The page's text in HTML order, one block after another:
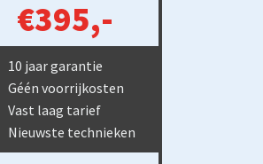
€395,-
10 jaar garantie
Géén voorrijkosten
Vast laag tarief
Nieuwste technieken